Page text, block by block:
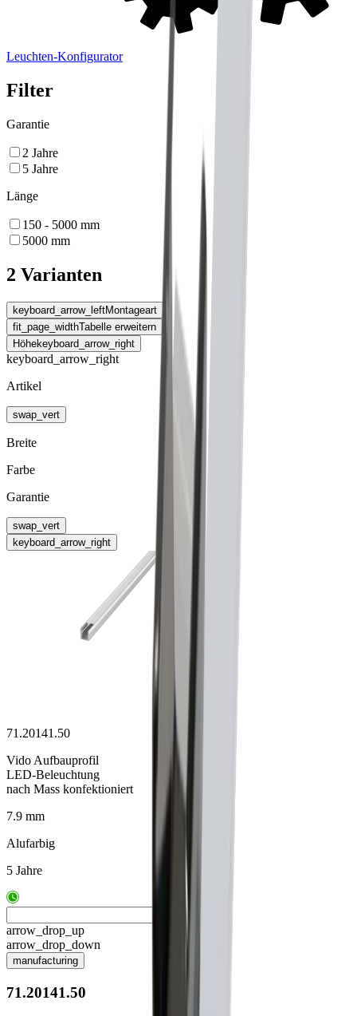
Leuchten-Konfigurator
Filter
Garantie
2 Jahre
5 Jahre
Länge
150 - 5000 mm
5000 mm
2 Varianten
keyboard_arrow_leftMontageart
fit_page_widthTabelle erweitern
Höhekeyboard_arrow_right
keyboard_arrow_right
Artikel
swap_vert
Breite
Farbe
Garantie
swap_vert
keyboard_arrow_right
71.20141.50
Vido Aufbauprofil
LED-Beleuchtung
nach Mass konfektioniert
7.9 mm
Alufarbig
5 Jahre
arrow_drop_up
arrow_drop_down
manufacturing
71.20141.50